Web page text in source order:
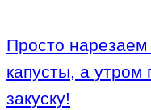
Просто
капусты, а
закуску!